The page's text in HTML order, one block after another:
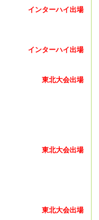
インターハイ出場
インターハイ出場
東北大会出場
東北大会出場
東北大会出場